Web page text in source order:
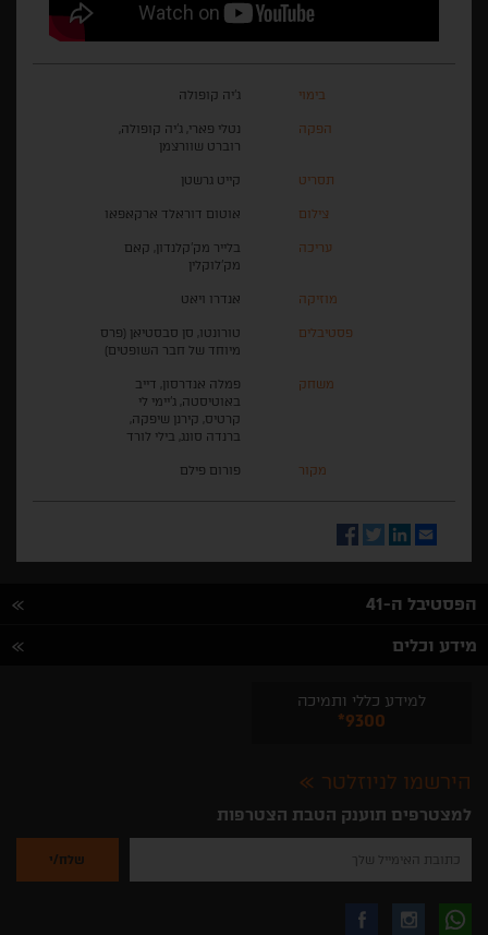
בימוי ג'יה קופולה
הפקה
נטלי פארי, ג'יה קופולה,
רוברט שוורצמן
תסריט קייט גרשטן
צילום אוטום דוראלד ארקאפאו
עריכה
בלייר מק'קלנדון, קאם
מק'לוקלין
מוזיקה אנדרו ויאט
פסטיבלים
טורונטו, סן סבסטיאן (פרס
מיוחד של חבר השופטים)
משחק
פמלה אנדרסון, דייב
באוטיסטה, ג'יימי לי
קרטיס, קירנן שיפקה,
ברנדה סונג, בילי לורד
מקור פורום פילם
Email
LinkedIn
Twitter
Facebook
הפסטיבל ה-41
מידע וכלים
למידע כללי ותמיכה
*9300
הירשמו לניוזלטר
למצטרפים תוענק הטבת הצטרפות
להזין
שלך
לקבלת עקבו